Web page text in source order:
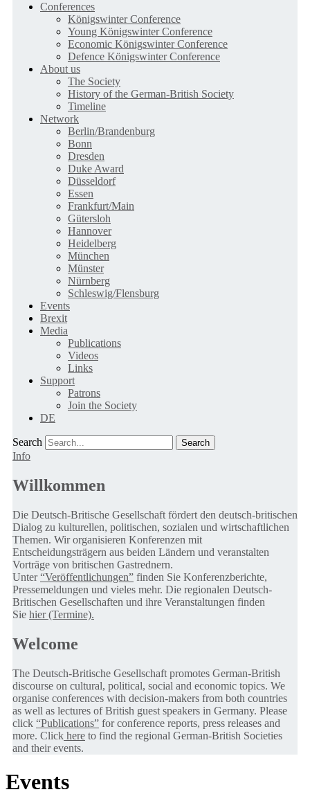
Conferences
Königswinter Conference
Young Königswinter Conference
Economic Königswinter Conference
Defence Königswinter Conference
About us
The Society
History of the German-British Society
Timeline
Network
Berlin/Brandenburg
Bonn
Dresden
Duke Award
Düsseldorf
Essen
Frankfurt/Main
Gütersloh
Hannover
Heidelberg
München
Münster
Nürnberg
Schleswig/Flensburg
Events
Brexit
Media
Publications
Videos
Links
Support
Patrons
Join the Society
DE
Search
Info
Willkommen
Die Deutsch-Britische Gesellschaft fördert den deutsch-britischen
Dialog zu kulturellen, politischen, sozialen und wirtschaftlichen
Themen. Wir organisieren Konferenzen mit
Entscheidungsträgern aus beiden Ländern und veranstalten
Vorträge von britischen Gastrednern.
Unter“Veröffentlichungen” finden Sie Konferenzberichte,
Pressemeldungen und vieles mehr. Die regionalen Deutsch-
Britischen Gesellschaften und ihre Veranstaltungen finden
Sie hier (Termine).
Welcome
The Deutsch-Britische Gesellschaft promotes German-British
discourse on cultural, political, social and economic topics. We
organise conferences with decision-makers from both countries
as well as lectures of British guest speakers in Germany. Please
click “Publications” for conference reports, press releases and
more. Click here to find the regional German-British Societies
and their events.
Events